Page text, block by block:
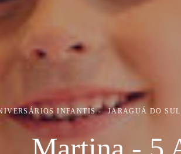
INFANTIS JARAGUÁ DO